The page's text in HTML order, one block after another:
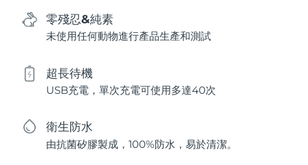
零殘忍&純素
未使用任何動物進行產品生產和測試
超長待機
USB充電，單次充電可使用多達40次
衛生防水
由抗菌矽膠製成，100%防水，易於清潔。